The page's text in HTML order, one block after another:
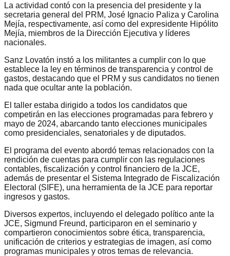
La actividad contó con la presencia del presidente y la
secretaria general del PRM, José Ignacio Paliza y Carolina
Mejía, respectivamente, así como del expresidente Hipólito
Mejía, miembros de la Dirección Ejecutiva y líderes
nacionales.
Sanz Lovatón instó a los militantes a cumplir con lo que
establece la ley en términos de transparencia y control de
gastos, destacando que el PRM y sus candidatos no tienen
nada que ocultar ante la población.
El taller estaba dirigido a todos los candidatos que
competirán en las elecciones programadas para febrero y
mayo de 2024, abarcando tanto elecciones municipales
como presidenciales, senatoriales y de diputados.
El programa del evento abordó temas relacionados con la
rendición de cuentas para cumplir con las regulaciones
contables, fiscalización y control financiero de la JCE,
además de presentar el Sistema Integrado de Fiscalización
Electoral (SIFE), una herramienta de la JCE para reportar
ingresos y gastos.
Diversos expertos, incluyendo el delegado político ante la
JCE, Sigmund Freund, participaron en el seminario y
compartieron conocimientos sobre ética, transparencia,
unificación de criterios y estrategias de imagen, así como
programas municipales y otros temas de relevancia.